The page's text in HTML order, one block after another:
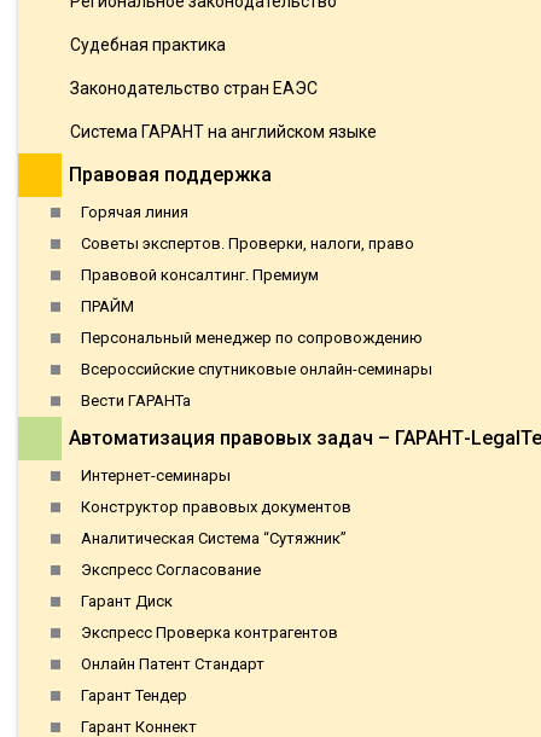
Судебная практика
Законодательство стран ЕАЭС
Система ГАРАНТ на английском языке
Правовая поддержка
Горячая линия
Советы экспертов. Проверки, налоги, право
Правовой консалтинг. Премиум
ПРАЙМ
Персональный менеджер по сопровождению
Всероссийские спутниковые онлайн-семинары
Вести ГАРАНТа
Автоматизация правовых задач – ГАРАНТ-
Интернет-семинары
Конструктор правовых документов
Аналитическая Система “Сутяжник”
Экспресс Согласование
Гарант Диск
Экспресс Проверка контрагентов
Онлайн Патент Стандарт
Гарант Тендер
Гарант Коннект